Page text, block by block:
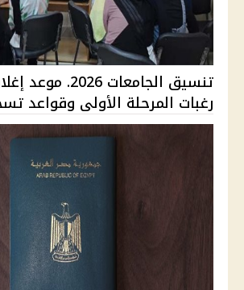
تنسيق الجامعات
رغبات المرحلة الأولى وقواعد